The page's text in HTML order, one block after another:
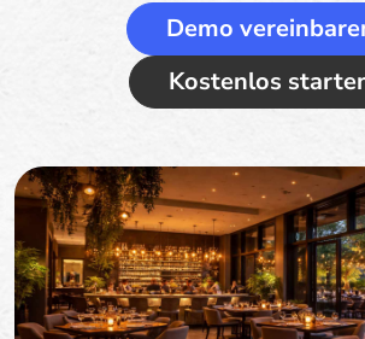
Demo
Kostenlos